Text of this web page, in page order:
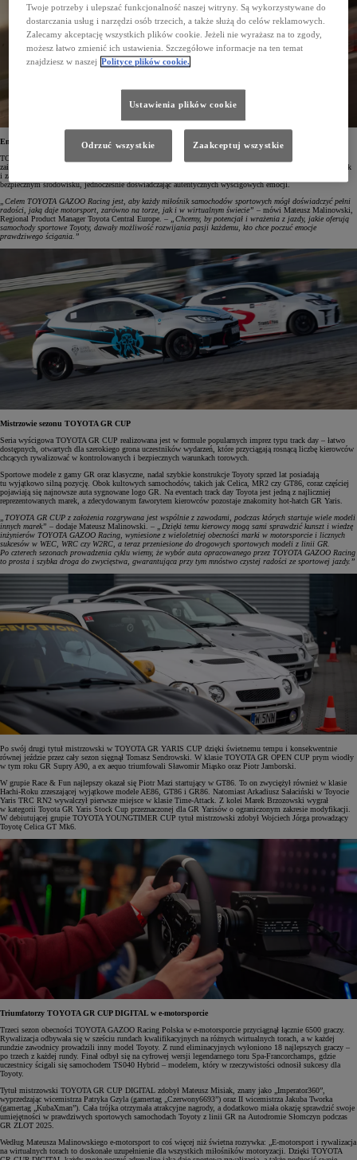
Emocje z TOYOTA GAZOO Racing Polska
TOYOTA GAZOO Racing Polska otwiera nowe ścieżki dla entuzjastów pragnących pogłębiać swoje
zainteresowania motorsportem. Rozwój serii GR CUP sprawia, że zarówno uczestnicy wydarzeń track day, jak
i zawodnicy e-motorsportu mają okazję testować możliwości sportowych modeli Toyoty w kontrolowanym,
bezpiecznym środowisku, jednocześnie doświadczając autentycznych wyścigowych emocji.
„Celem TOYOTA GAZOO Racing jest, aby każdy miłośnik samochodów sportowych mógł doświadczyć pełni
radości, jaką daje motorsport, zarówno na torze, jak i w wirtualnym świecie” – mówi Mateusz Malinowski,
Regional Product Manager Toyota Central Europe. – „Chcemy, by potencjał i wrażenia z jazdy, jakie oferują
samochody sportowe Toyoty, dawały możliwość rozwijania pasji każdemu, kto chce poczuć emocje
prawdziwego ścigania.”
Mistrzowie sezonu TOYOTA GR CUP
Seria wyścigowa TOYOTA GR CUP realizowana jest w formule popularnych imprez typu track day – łatwo
dostępnych, otwartych dla szerokiego grona uczestników wydarzeń, które przyciągają rosnącą liczbę kierowców
chcących rywalizować w kontrolowanych i bezpiecznych warunkach torowych.
Sportowe modele z gamy GR oraz klasyczne, nadal szybkie konstrukcje Toyoty sprzed lat posiadają
tu wyjątkowo silną pozycję. Obok kultowych samochodów, takich jak Celica, MR2 czy GT86, coraz częściej
pojawiają się najnowsze auta sygnowane logo GR. Na eventach track day Toyota jest jedną z najliczniej
reprezentowanych marek, a zdecydowanym faworytem kierowców pozostaje znakomity hot-hatch GR Yaris.
„TOYOTA GR CUP z założenia rozgrywana jest wspólnie z zawodami, podczas których startuje wiele modeli
innych marek” – dodaje Mateusz Malinowski. –
„Dzięki temu kierowcy mogą sami sprawdzić kunszt i wiedzę
inżynierów TOYOTA GAZOO Racing, wyniesione z wieloletniej obecności marki w motorsporcie i licznych
sukcesów w WEC, WRC czy W2RC, a teraz przeniesione do drogowych sportowych modeli z linii GR.
Po czterech sezonach prowadzenia cyklu wiemy, że wybór auta opracowanego przez TOYOTA GAZOO Racing
to prosta i szybka droga do zwycięstwa, gwarantująca przy tym mnóstwo czystej radości ze sportowej jazdy.”
Po swój drugi tytuł mistrzowski w TOYOTA GR YARIS CUP dzięki świetnemu tempu i konsekwentnie
równej jeździe przez cały sezon sięgnął Tomasz Sendrowski. W klasie TOYOTA GR OPEN CUP prym wiodły
w tym roku GR Supry A90, a ex aequo triumfowali Sławomir Miąsko oraz Piotr Jamborski.
W grupie Race & Fun najlepszy okazał się Piotr Mazi startujący w GT86. To on zwyciężył również w klasie
Hachi-Roku zrzeszającej wyjątkowe modele AE86, GT86 i GR86. Natomiast Arkadiusz Sałaciński w Toyocie
Yaris TRC RN2 wywalczył pierwsze miejsce w klasie Time-Attack. Z kolei Marek Brzozowski wygrał
w kategorii Toyota GR Yaris Stock Cup przeznaczonej dla GR Yarisów o ograniczonym zakresie modyfikacji.
W debiutującej grupie TOYOTA YOUNGTIMER CUP tytuł mistrzowski zdobył Wojciech Jórga prowadzący
Toyotę Celica GT Mk6.
Triumfatorzy TOYOTA GR CUP DIGITAL w e-motorsporcie
Trzeci sezon obecności TOYOTA GAZOO Racing Polska w e-motorsporcie przyciągnął łącznie 6500 graczy.
Rywalizacja odbywała się w sześciu rundach kwalifikacyjnych na różnych wirtualnych torach, a w każdej
rundzie zawodnicy prowadzili inny model Toyoty. Z rund eliminacyjnych wyłoniono 18 najlepszych graczy –
po trzech z każdej rundy. Finał odbył się na cyfrowej wersji legendarnego toru Spa-Francorchamps, gdzie
uczestnicy ścigali się samochodem TS040 Hybrid – modelem, który w rzeczywistości odnosił sukcesy dla
Toyoty.
Tytuł mistrzowski TOYOTA GR CUP DIGITAL zdobył Mateusz Misiak, znany jako „Imperator360”,
wyprzedzając wicemistrza Patryka Gzyla (gamertag „Czerwony6693”) oraz II wicemistrza Jakuba Tworka
(gamertag „KubaXman”). Cała trójka otrzymała atrakcyjne nagrody, a dodatkowo miała okazję sprawdzić swoje
umiejętności w prawdziwych sportowych samochodach Toyoty z linii GR na Autodromie Słomczyn podczas
GR ZLOT 2025.
Według Mateusza Malinowskiego e-motorsport to coś więcej niż świetna rozrywka: „E-motorsport i rywalizacja
na wirtualnych torach to doskonałe uzupełnienie dla wszystkich miłośników motoryzacji. Dzięki TOYOTA
Twoje potrzeby i ulepszać funkcjonalność naszej witryny. Są wykorzystywane do
dostarczania usług i narzędzi osób trzecich, a także służą do celów reklamowych.
Zalecamy akceptację wszystkich plików cookie. Jeżeli nie wyrażasz na to zgody,
możesz łatwo zmienić ich ustawienia. Szczegółowe informacje na ten temat
znajdziesz w naszej Polityce plików cookie.
Ustawienia plików cookie
Odrzuć wszystkie Zaakceptuj wszystkie